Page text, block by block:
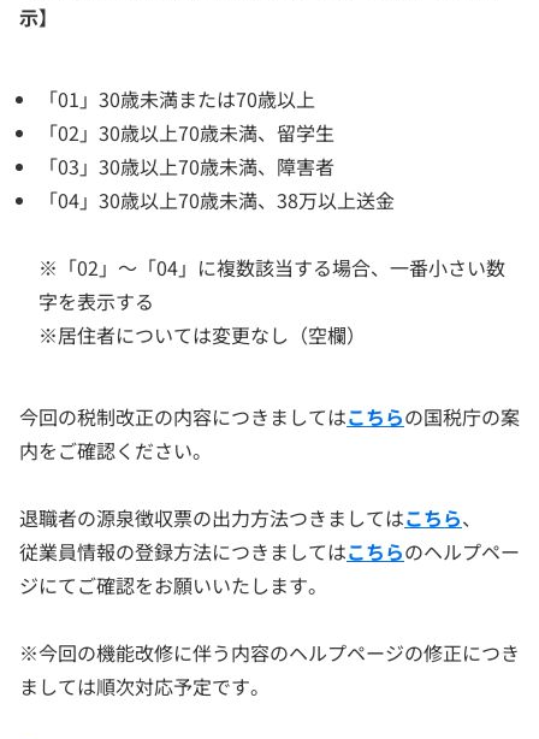
示】
「01」30歳未満または70歳以上
「02」30歳以上70歳未満、留学生
「03」30歳以上70歳未満、障害者
「04」30歳以上70歳未満、38万以上送金
※「02」～「04」に複数該当する場合、一番小さい数
字を表示する
※居住者については変更なし（空欄）
今回の税制改正の内容につきましてはこちらの国税庁の案
内をご確認ください。
退職者の源泉徴収票の出力方法つきましてはこちら、
従業員情報の登録方法につきましてはこちらのヘルプペー
ジにてご確認をお願いいたします。
※今回の機能改修に伴う内容のヘルプページの修正につき
ましては順次対応予定です。